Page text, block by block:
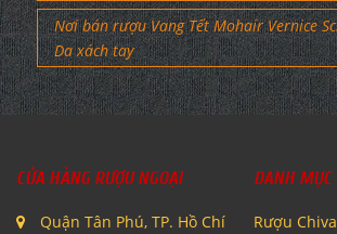
Nơi bán rượu Vang Tết Mohair Vernice
Da xách tay
CỬA HÀNG RƯỢU NGOẠI
Quận Tân Phú, TP. Hồ Chí
DANH MỤC
Rượu